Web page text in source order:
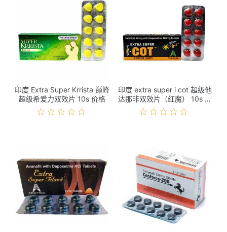
印度 Extra Super Krrista 巅峰
超级希爱力双效片 10s 价格
印度 extra super i cot 超级他
达那非双效片（红魔） 10s 价
格